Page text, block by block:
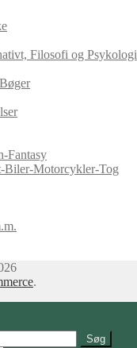
Filosofi og Psykologi
Fantasy
Biler-Motorcykler-Tog
.
Søg